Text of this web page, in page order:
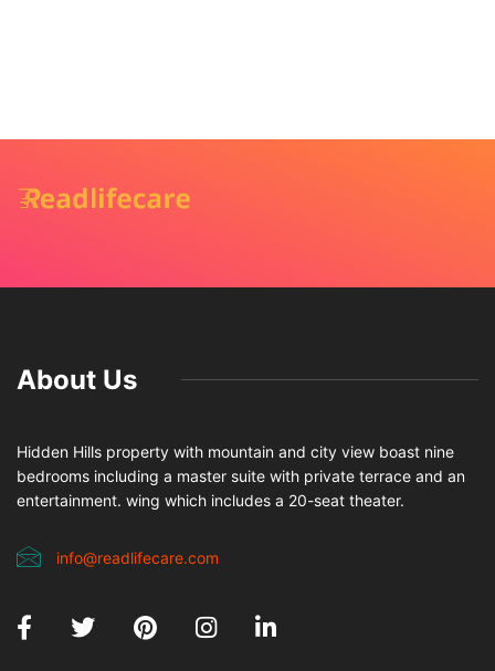
About Us
Hidden Hills property with mountain and city view boast nine
bedrooms including a master suite with private terrace and an
entertainment. wing which includes a 20-seat theater.
info@readlifecare.com